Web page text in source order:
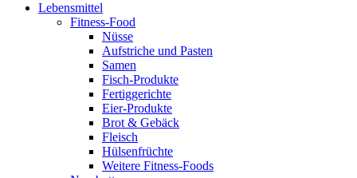
Lebensmittel
Fitness-Food
Nüsse
Aufstriche und Pasten
Samen
Fisch-Produkte
Fertiggerichte
Eier-Produkte
Brot & Gebäck
Fleisch
Hülsenfrüchte
Weitere Fitness-Foods